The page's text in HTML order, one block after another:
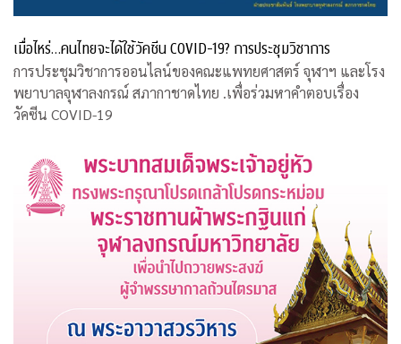
เมื่อไหร่…คนไทยจะได้ใช้วัคซีน COVID-19? การประชุมวิชาการ
การประชุมวิชาการออนไลน์ของคณะแพทยศาสตร์ จุฬาฯ และโรง
พยาบาลจุฬาลงกรณ์ สภากาชาดไทย .เพื่อร่วมหาคำตอบเรื่อง
วัคซีน COVID-19